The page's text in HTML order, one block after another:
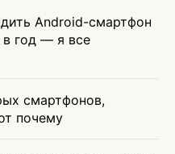
Android-смартфон
год — я все
смартфонов,
почему